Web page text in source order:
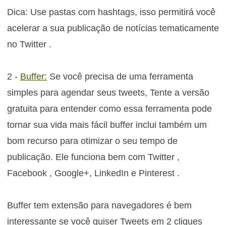
Dica: Use pastas com hashtags, isso permitirá você
acelerar a sua publicação de notícias tematicamente
no Twitter .
2 - Buffer: Se você precisa de uma ferramenta
simples para agendar seus tweets, Tente a versão
gratuita para entender como essa ferramenta pode
tornar sua vida mais fácil buffer inclui também um
bom recurso para otimizar o seu tempo de
publicação. Ele funciona bem com Twitter ,
Facebook , Google+, LinkedIn e Pinterest .
Buffer tem extensão para navegadores é bem
interessante se você quiser Tweets em 2 cliques